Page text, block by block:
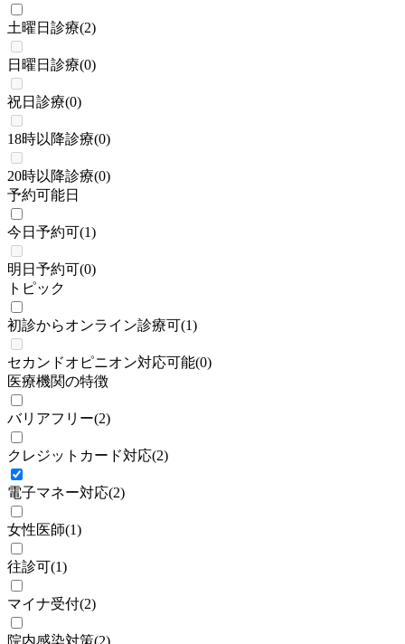
土曜日診療(2)
日曜日診療(0)
祝日診療(0)
18時以降診療(0)
20時以降診療(0)
予約可能日
今日予約可(1)
明日予約可(0)
トピック
初診からオンライン診療可(1)
セカンドオピニオン対応可能(0)
医療機関の特徴
バリアフリー(2)
クレジットカード対応(2)
電子マネー対応(2)
女性医師(1)
往診可(1)
マイナ受付(2)
院内感染対策(2)